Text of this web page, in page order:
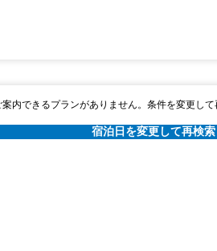
案内できるプランがありません。条件を変更して
宿泊日を変更して再検索